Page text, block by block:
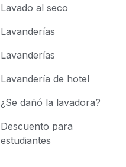
Lavado al seco
Lavanderías
Lavanderías
Lavandería de hotel
¿Se dañó la lavadora?
Descuento para
estudiantes